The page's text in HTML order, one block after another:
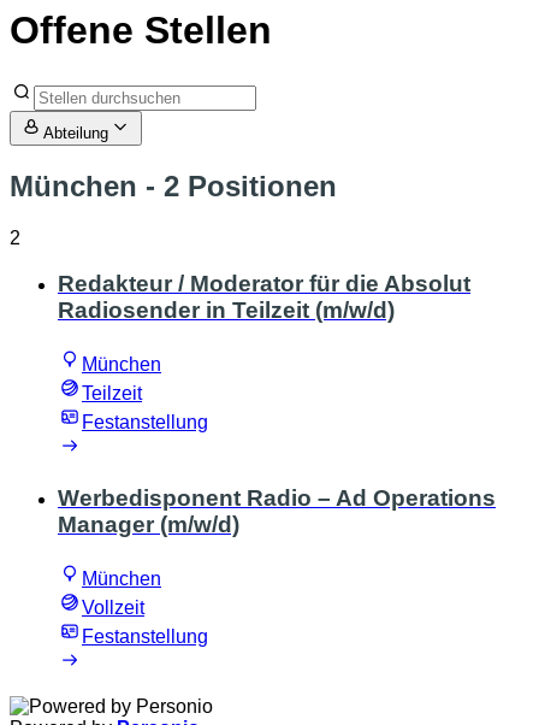
Offene Stellen
Abteilung
München - 2 Positionen
2
Redakteur / Moderator für die Absolut
Radiosender in Teilzeit (m/w/d)
München
Teilzeit
Festanstellung
Werbedisponent Radio – Ad Operations
Manager (m/w/d)
München
Vollzeit
Festanstellung